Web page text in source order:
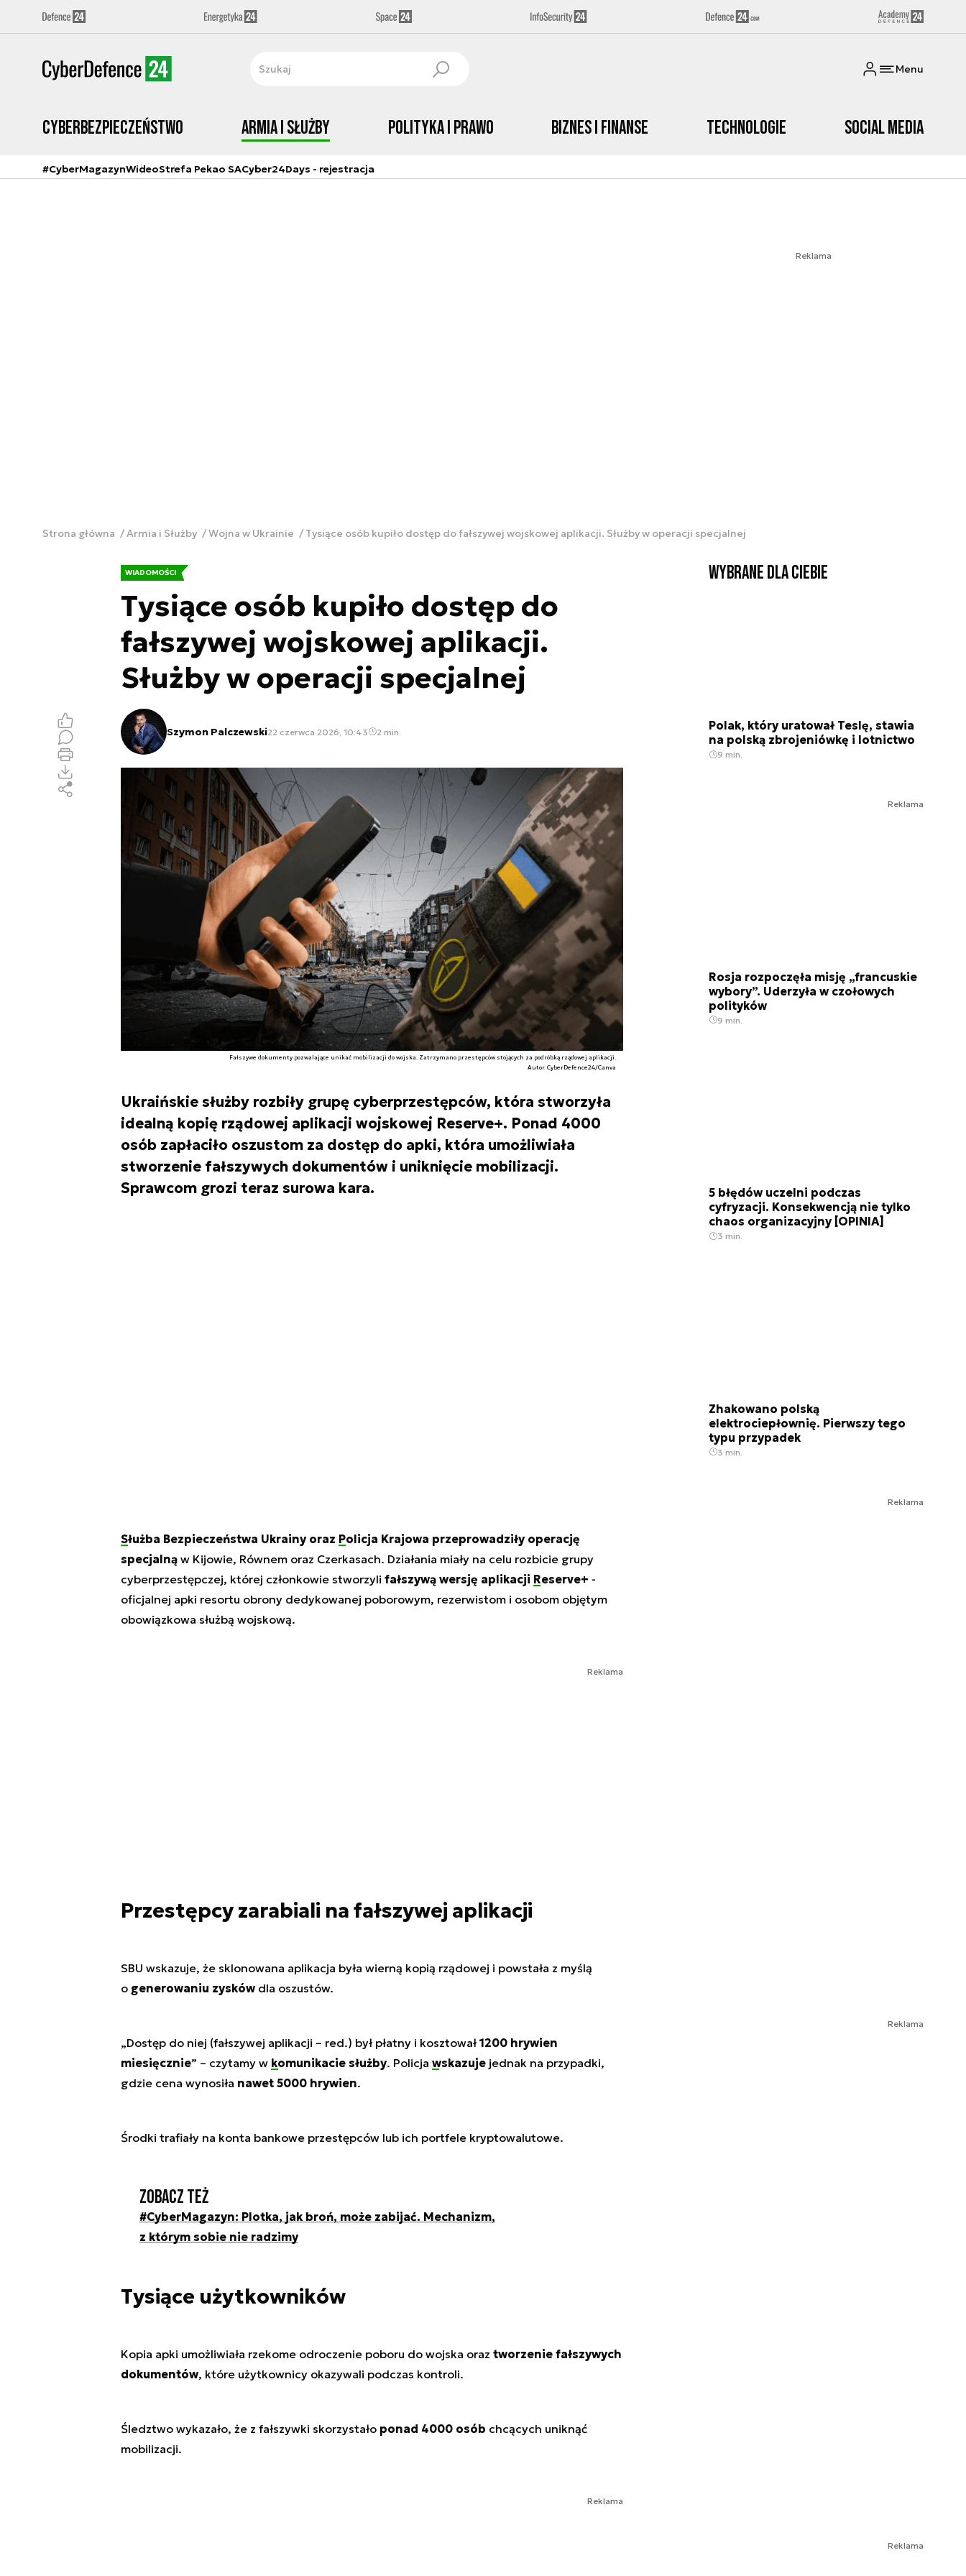
Menu
Cyberbezpieczeństwo Armia i Służby Polityka i prawo Biznes i Finanse Technologie Social media
#CyberMagazynWideoStrefa Pekao SACyber24Days - rejestracja
Reklama
Strona główna Armia i Służby Wojna w Ukrainie Tysiące osób kupiło dostęp do fałszywej wojskowej aplikacji. Służby w operacji specjalnej
WIADOMOŚCI
Tysiące osób kupiło dostęp do
fałszywej wojskowej aplikacji.
Służby w operacji specjalnej
Szymon Palczewski22 czerwca 2026, 10:43 2 min.
Fałszywe dokumenty pozwalające unikać mobilizacji do wojska. Zatrzymano przestępców stojących za podróbką rządowej aplikacji.
Autor. CyberDefence24/Canva
Ukraińskie służby rozbiły grupę cyberprzestępców, która stworzyła
idealną kopię rządowej aplikacji wojskowej Reserve+. Ponad 4000
osób zapłaciło oszustom za dostęp do apki, która umożliwiała
stworzenie fałszywych dokumentów i uniknięcie mobilizacji.
Sprawcom grozi teraz surowa kara.
Służba Bezpieczeństwa Ukrainyoraz Policja Krajowa przeprowadziły operację
specjalnąw Kijowie, Równem oraz Czerkasach. Działania miały na celu rozbicie grupy
cyberprzestępczej, której członkowie stworzyli fałszywą wersję aplikacji Reserve+ -
oficjalnej apki resortu obrony dedykowanej poborowym, rezerwistom i osobom objętym
obowiązkowa służbą wojskową.
Reklama
Przestępcy zarabiali na fałszywej aplikacji
SBU wskazuje, że sklonowana aplikacja była wierną kopią rządowej i powstała z myślą
o generowaniu zyskówdla oszustów.
„Dostęp do niej (fałszywej aplikacji – red.) był płatny i kosztował1200 hrywien
miesięcznie” – czytamy w komunikacie służby. Policja wskazujejednak na przypadki,
gdzie cena wynosiła nawet 5000 hrywien.
Środki trafiały na konta bankowe przestępców lub ich portfele kryptowalutowe.
Zobacz też
#CyberMagazyn: Plotka, jak broń, może zabijać. Mechanizm,
z którym sobie nie radzimy
Tysiące użytkowników
Kopia apki umożliwiała rzekome odroczenie poboru do wojska oraz tworzenie fałszywych
dokumentów, które użytkownicy okazywali podczas kontroli.
Śledztwo wykazało, że z fałszywki skorzystało ponad 4000 osób chcących uniknąć
mobilizacji.
Reklama
Wybrane dla Ciebie
Polak, który uratował Teslę, stawia
na polską zbrojeniówkę i lotnictwo
9 min.
Reklama
Rosja rozpoczęła misję „francuskie
wybory”. Uderzyła w czołowych
polityków
9 min.
5 błędów uczelni podczas
cyfryzacji. Konsekwencją nie tylko
chaos organizacyjny [OPINIA]
3 min.
Zhakowano polską
elektrociepłownię. Pierwszy tego
typu przypadek
3 min.
Reklama
Reklama
Reklama